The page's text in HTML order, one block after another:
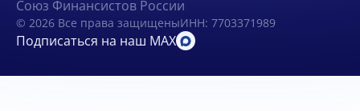
Союз Финансистов России
© 2026 Все права защищеныИНН: 7703371989
Подписаться на наш MAX